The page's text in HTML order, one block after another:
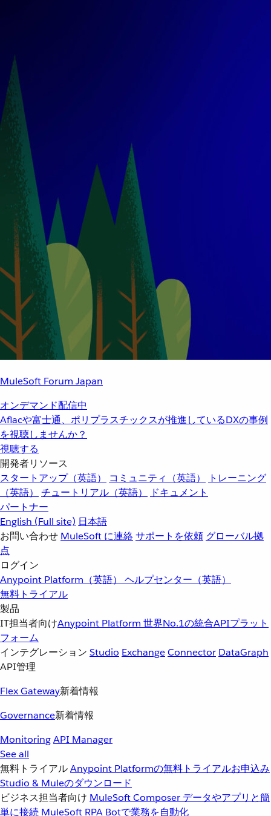
MuleSoft Forum Japan
オンデマンド配信中
Aflacや富士通、ポリプラスチックスが推進しているDXの事例
を視聴しませんか？
視聴する
開発者リソース
スタートアップ（英語）
コミュニティ（英語）
トレーニング
（英語）
チュートリアル（英語）
ドキュメント
パートナー
English (Full site) 日本語
お問い合わせ MuleSoft に連絡サポートを依頼 グローバル拠
点
ログイン
Anypoint Platform（英語） ヘルプセンター（英語）
無料トライアル
製品
IT担当者向けAnypoint Platform 世界No.1の統合APIプラット
フォーム
インテグレーション Studio ExchangeConnector DataGraph
API管理
Flex Gateway新着情報
Governance新着情報
MonitoringAPI Manager
See all
無料トライアルAnypoint Platformの無料トライアルお申込み
Studio & Muleのダウンロード
ビジネス担当者向け MuleSoft Composer データやアプリと簡
単に接続 MuleSoft RPA Botで業務を自動化